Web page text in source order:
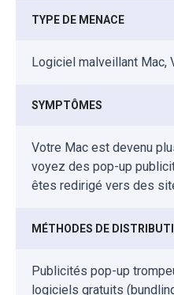
TYPE DE MENACE
Logiciel malveillant Mac,
SYMPTÔMES
Votre Mac est devenu
voyez des pop-up
êtes redirigé vers des
MÉTHODES DE
Publicités pop-up
logiciels gratuits